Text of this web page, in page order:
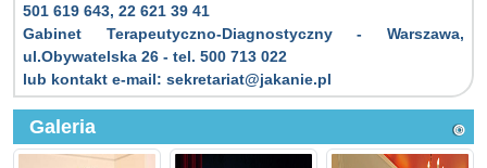
501 619 643, 22 621 39 41
Gabinet Terapeutyczno-Diagnostyczny - Warszawa,
ul.Obywatelska 26 - tel. 500 713 022
lub kontakt e-mail: sekretariat@jakanie.pl
Galeria